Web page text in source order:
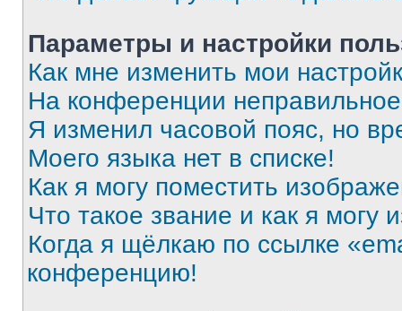
Параметры и настройки
Как мне изменить мои
На конференции
Я изменил часовой пояс, но
Моего языка нет в списке!
Как я могу поместить
Что такое звание и как я могу
Когда я щёлкаю по ссылке
конференцию!